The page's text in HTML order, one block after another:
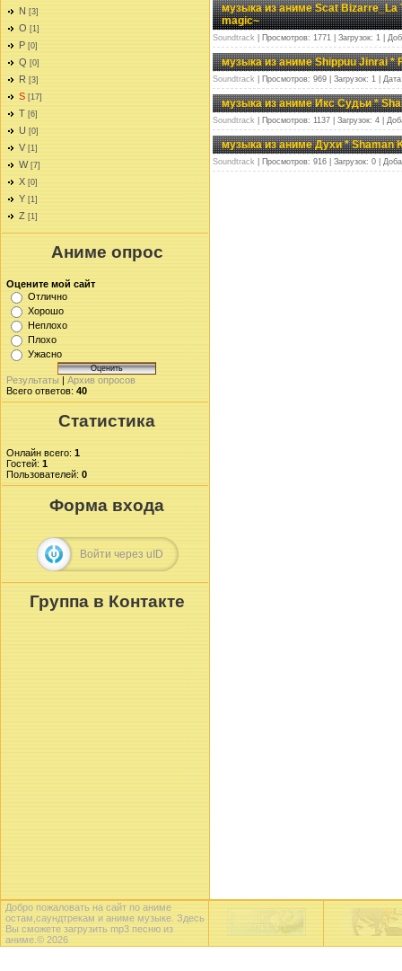
N [3]
O [1]
P [0]
Q [0]
R [3]
S [17]
T [6]
U [0]
V [1]
W [7]
X [0]
Y [1]
Z [1]
Аниме опрос
Оцените мой сайт
Отлично
Хорошо
Неплохо
Плохо
Ужасно
Результаты | Архив опросов
Всего ответов: 40
Статистика
Онлайн всего: 1
Гостей: 1
Пользователей: 0
Форма входа
Войти через uID
Группа в Контакте
музыка из аниме Scat Bizarre_La
magic~
Soundtrack | Просмотров: 1771 | Загрузок: 1 |
музыка из аниме Shippuu Jinrai *
Soundtrack | Просмотров: 969 | Загрузок: 1 |
музыка из аниме Икс Судьи *
Soundtrack | Просмотров: 1137 | Загрузок: 4 |
музыка из аниме Духи * Shaman
Soundtrack | Просмотров: 916 | Загрузок: 0 |
Добро пожаловать на сайт по аниме
остам,саундтрекам и аниме музыке. Здесь
Вы сможете загрузить mp3 песню из
аниме.© 2026